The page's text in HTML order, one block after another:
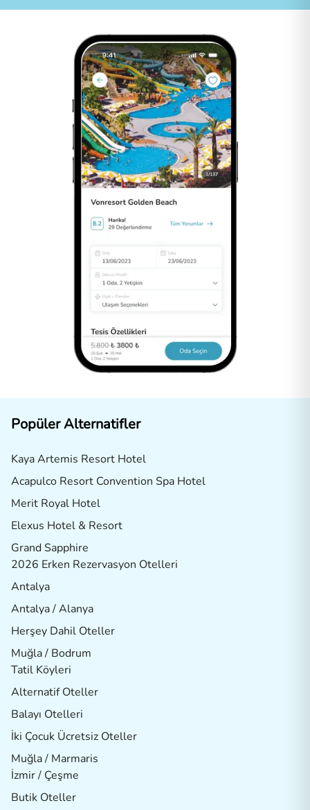
Popüler Alternatifler
Kaya Artemis Resort Hotel
Acapulco Resort Convention Spa Hotel
Merit Royal Hotel
Elexus Hotel & Resort
Grand Sapphire
2026 Erken Rezervasyon Otelleri
Antalya
Antalya / Alanya
Herşey Dahil Oteller
Muğla / Bodrum
Tatil Köyleri
Alternatif Oteller
Balayı Otelleri
İki Çocuk Ücretsiz Oteller
Muğla / Marmaris
İzmir / Çeşme
Butik Oteller